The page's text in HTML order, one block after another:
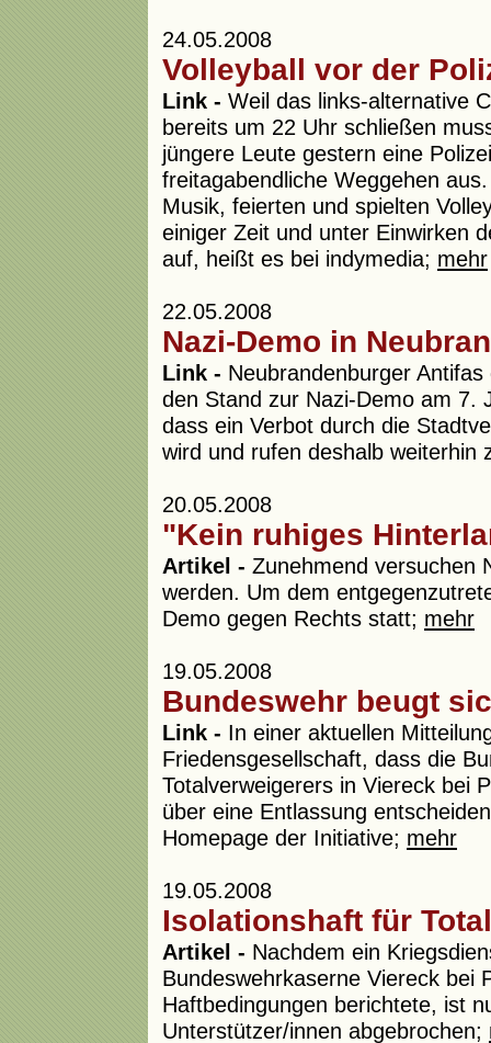
24.05.2008
Volleyball vor der
Link - Weil das links-alternative
bereits um 22 Uhr schließen
jüngere Leute gestern eine
freitagabendliche Weggehen
Musik, feierten und spielten
einiger Zeit und unter Einwirken
auf, heißt es bei indymedia; mehr
22.05.2008
Nazi-Demo in
Link - Neubrandenburger
den Stand zur Nazi-Demo am 7.
dass ein Verbot durch die
wird und rufen deshalb
20.05.2008
"Kein ruhiges
Artikel - Zunehmend versuchen
werden. Um dem
Demo gegen Rechts statt; mehr
19.05.2008
Bundeswehr beugt
Link - In einer aktuellen
Friedensgesellschaft, dass die
Totalverweigerers in Viereck bei
über eine Entlassung
Homepage der Initiative; mehr
19.05.2008
Isolationshaft für
Artikel - Nachdem ein
Bundeswehrkaserne Viereck bei
Haftbedingungen berichtete, ist
Unterstützer/innen abgebrochen;